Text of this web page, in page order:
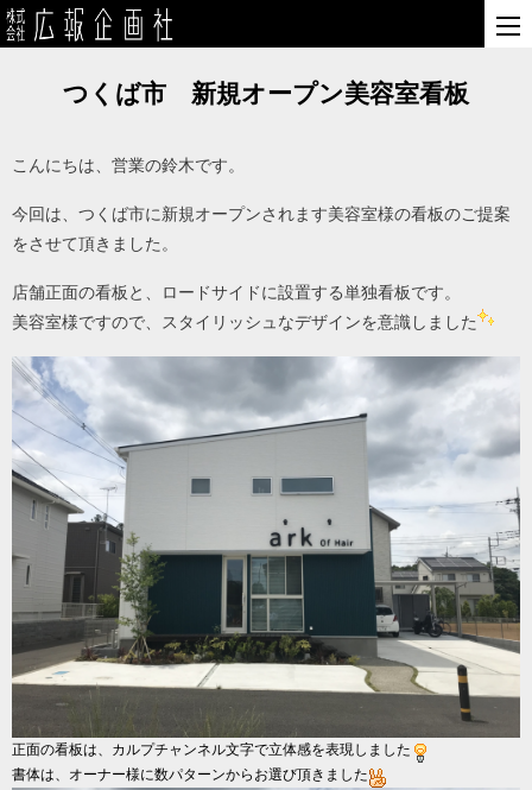
つくば市 新規オープン美容室看板
こんにちは、営業の鈴木です。
今回は、つくば市に新規オープンされます美容室様の看板のご提案
をさせて頂きました。
店舗正面の看板と、ロードサイドに設置する単独看板です。
美容室様ですので、スタイリッシュなデザインを意識しました
正面の看板は、カルプチャンネル文字で立体感を表現しました
書体は、オーナー様に数パターンからお選び頂きました